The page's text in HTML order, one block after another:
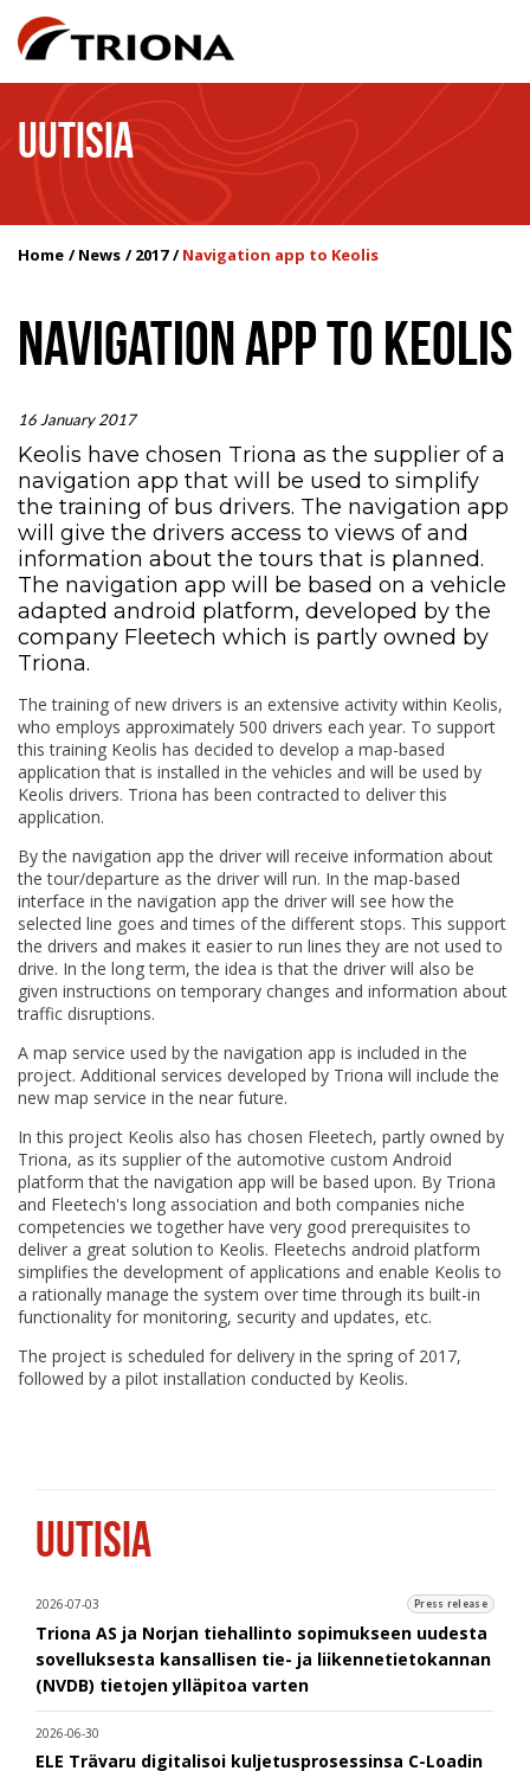
UUTISIA
Home News 2017 Navigation app to Keolis
NAVIGATION APP TO KEOLIS
16 January 2017
Keolis have chosen Triona as the supplier of a
navigation app that will be used to simplify
the training of bus drivers. The navigation app
will give the drivers access to views of and
information about the tours that is planned.
The navigation app will be based on a vehicle
adapted android platform, developed by the
company Fleetech which is partly owned by
Triona.
The training of new drivers is an extensive activity within Keolis,
who employs approximately 500 drivers each year. To support
this training Keolis has decided to develop a map-based
application that is installed in the vehicles and will be used by
Keolis drivers. Triona has been contracted to deliver this
application.
By the navigation app the driver will receive information about
the tour/departure as the driver will run. In the map-based
interface in the navigation app the driver will see how the
selected line goes and times of the different stops. This support
the drivers and makes it easier to run lines they are not used to
drive. In the long term, the idea is that the driver will also be
given instructions on temporary changes and information about
traffic disruptions.
A map service used by the navigation app is included in the
project. Additional services developed by Triona will include the
new map service in the near future.
In this project Keolis also has chosen Fleetech, partly owned by
Triona, as its supplier of the automotive custom Android
platform that the navigation app will be based upon. By Triona
and Fleetech's long association and both companies niche
competencies we together have very good prerequisites to
deliver a great solution to Keolis. Fleetechs android platform
simplifies the development of applications and enable Keolis to
a rationally manage the system over time through its built-in
functionality for monitoring, security and updates, etc.
The project is scheduled for delivery in the spring of 2017,
followed by a pilot installation conducted by Keolis.
UUTISIA
2026-07-03 Press release
Triona AS ja Norjan tiehallinto sopimukseen uudesta
sovelluksesta kansallisen tie- ja liikennetietokannan
(NVDB) tietojen ylläpitoa varten
2026-06-30
ELE Trävaru digitalisoi kuljetusprosessinsa C-Loadin